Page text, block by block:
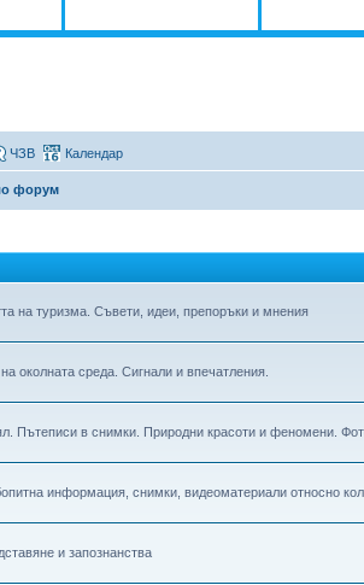
ЧЗВ Календар
форум
на туризма. Съвети, идеи, препоръки и мнения
околната среда. Сигнали и впечатления.
Пътеписи в снимки. Природни красоти и феномени.
информация, снимки, видеоматериали относно
и запознанства